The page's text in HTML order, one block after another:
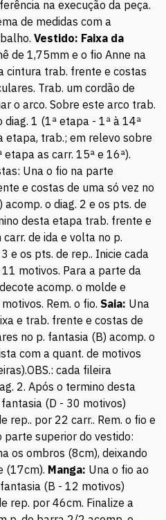
na execução da peça.
de medidas com a
Vestido: Faixa da
de 1,75mm e o fio Anne na
cintura trab. frente e costas
Trab. um cordão de
o arco. Sobre este arco trab.
1 (1ª etapa - 1ª à 14ª
etapa, trab.; em relevo sobre
as carr. 15ª e 16ª).
Una o fio na parte
e costas de uma só vez no
o diag. 2 e os pts. de
desta etapa trab. frente e
de ida e volta no p.
e os pts. de rep.. Inicie cada
motivos. Para a parte da
acomp. o molde e
Rem. o fio. Saia: Una
e trab. frente e costas de
no p. fantasia (B) acomp. o
com a quant. de motivos
cada fileira
2. Após o termino desta
(D - 30 motivos)
rep.. por 22 carr.. Rem. o fio e
parte superior do vestido:
os ombros (8cm), deixando
(17cm). Manga: Una o fio ao
(B - 12 motivos)
rep. por 46cm. Finalize a